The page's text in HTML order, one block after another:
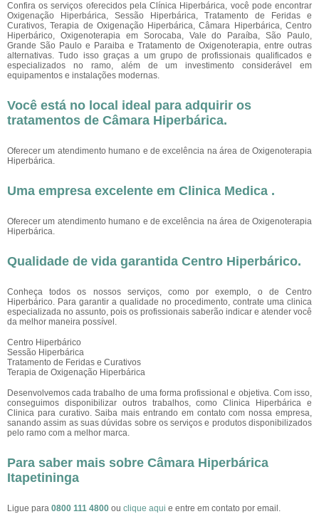
Confira os serviços oferecidos pela Clínica Hiperbárica, você pode encontrar
Oxigenação Hiperbárica, Sessão Hiperbárica, Tratamento de Feridas e
Curativos, Terapia de Oxigenação Hiperbárica, Câmara Hiperbárica, Centro
Hiperbárico, Oxigenoterapia em Sorocaba, Vale do Paraíba, São Paulo,
Grande São Paulo e Paraiba e Tratamento de Oxigenoterapia, entre outras
alternativas. Tudo isso graças a um grupo de profissionais qualificados e
especializados no ramo, além de um investimento considerável em
equipamentos e instalações modernas.
Você está no local ideal para adquirir os
tratamentos de Câmara Hiperbárica.
Oferecer um atendimento humano e de excelência na área de Oxigenoterapia
Hiperbárica.
Uma empresa excelente em Clinica Medica .
Oferecer um atendimento humano e de excelência na área de Oxigenoterapia
Hiperbárica.
Qualidade de vida garantida Centro Hiperbárico.
Conheça todos os nossos serviços, como por exemplo, o de Centro
Hiperbárico. Para garantir a qualidade no procedimento, contrate uma clinica
especializada no assunto, pois os profissionais saberão indicar e atender você
da melhor maneira possível.
Centro Hiperbárico
Sessão Hiperbárica
Tratamento de Feridas e Curativos
Terapia de Oxigenação Hiperbárica
Desenvolvemos cada trabalho de uma forma profissional e objetiva. Com isso,
conseguimos disponibilizar outros trabalhos, como Clinica Hiperbárica e
Clinica para curativo. Saiba mais entrando em contato com nossa empresa,
sanando assim as suas dúvidas sobre os serviços e produtos disponibilizados
pelo ramo com a melhor marca.
Para saber mais sobre Câmara Hiperbárica
Itapetininga
Ligue para 0800 111 4800 ou clique aqui e entre em contato por email.